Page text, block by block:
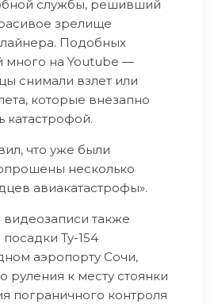
службы, решивший
зрелище
Подобных
много на Youtube —
снимали взлет или
которые внезапно
катастрофой.
что уже были
несколько
авиакатастрофы».
также
Ту-154
аэропорту Сочи,
руления к месту стоянки
пограничного контроля